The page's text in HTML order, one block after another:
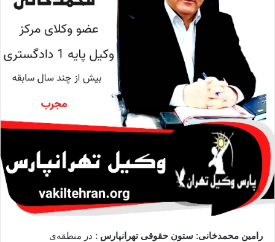
م
ی
رامین محمدخانی: ستون حقوقی تهرانپارس : در منطقه‌ی